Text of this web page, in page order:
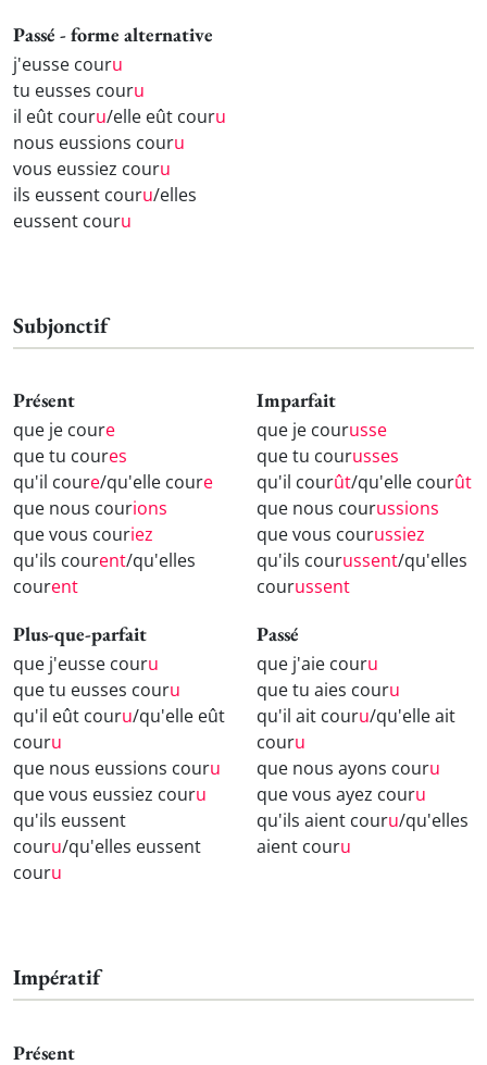
Passé - forme alternative
j'eusse couru
tu eusses couru
il eût couru/elle eût couru
nous eussions couru
vous eussiez couru
ils eussent couru/elles
eussent couru
Subjonctif
Présent
que je coure
que tu coures
qu'il coure/qu'elle coure
que nous courions
que vous couriez
qu'ils courent/qu'elles
courent
Imparfait
que je courusse
que tu courusses
qu'il courût/qu'elle courût
que nous courussions
que vous courussiez
qu'ils courussent/qu'elles
courussent
Plus-que-parfait
que j'eusse couru
que tu eusses couru
qu'il eût couru/qu'elle eût
couru
que nous eussions couru
que vous eussiez couru
qu'ils eussent
couru/qu'elles eussent
couru
Passé
que j'aie couru
que tu aies couru
qu'il ait couru/qu'elle ait
couru
que nous ayons couru
que vous ayez couru
qu'ils aient couru/qu'elles
aient couru
Impératif
Présent